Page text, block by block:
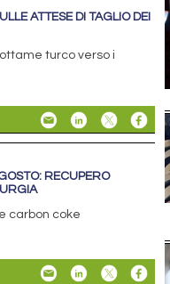
ATTESE DI TAGLIO DEI
turco verso i
RECUPERO
carbon coke